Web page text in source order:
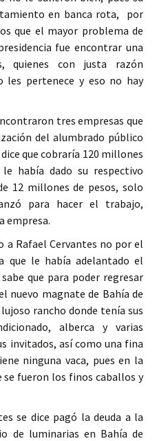
en banca rota, por
que el mayor problema de
fue encontrar una
quienes con justa razón
les pertenece y eso no hay
tres empresas que
del alumbrado público
que cobraría 120 millones
había dado su respectivo
12 millones de pesos, solo
para hacer el trabajo,
empresa.
a Rafael Cervantes no por el
que le había adelantado el
que para poder regresar
nuevo magnate de Bahía de
rancho donde tenía sus
alberca y varias
invitados, así como una fina
ninguna vaca, pues en la
se fueron los finos caballos y
se dice pagó la deuda a la
de luminarias en Bahía de